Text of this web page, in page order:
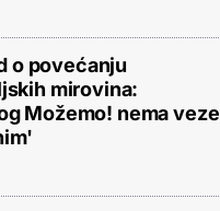
o povećanju
mirovina:
Možemo! nema veze